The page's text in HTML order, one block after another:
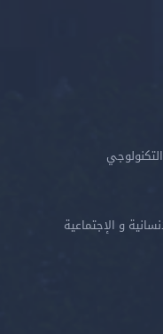
و الإجتماعية